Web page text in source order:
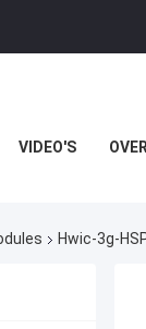
VIDEO'S
Hwic-3g-